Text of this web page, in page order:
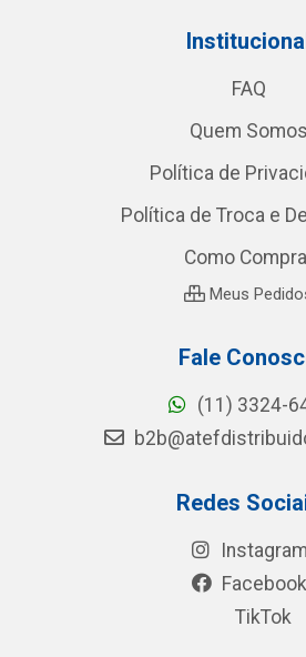
FAQ
Quem Somos
Política de
Política de Troca e
Como
Meus
Fale
(11) 3324-
Redes
Instagram
Facebook
TikTok